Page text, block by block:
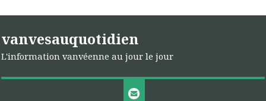
vanvesauquotidien
L'information vanvéenne au jour le jour